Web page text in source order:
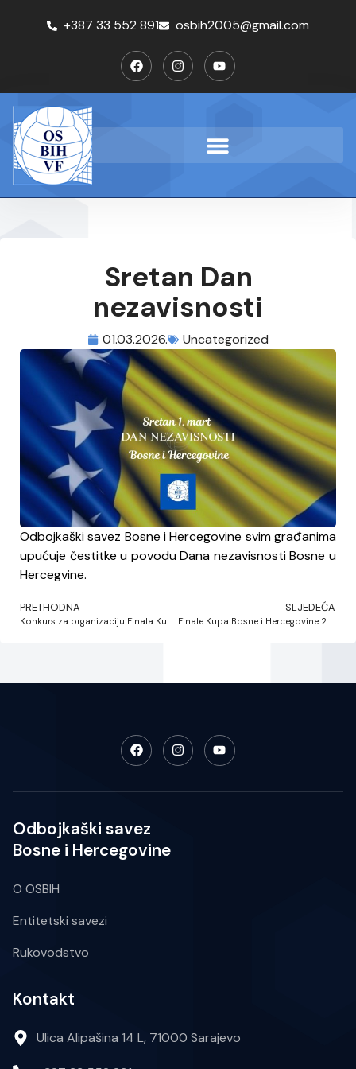
+387 33 552 891 osbih2005@gmail.com
Sretan Dan
nezavisnosti
01.03.2026. Uncategorized
Odbojkaški savez Bosne i Hercegovine svim građanima
upućuje čestitke u povodu Dana nezavisnosti Bosne u
Hercegvine.
PRETHODNA
Konkurs za organizaciju Finala Kupa Bosne i Hercegovine 2026.
SLJEDEĆA
Finale Kupa Bosne i Hercegovine 2026 u Odžaku
Odbojkaški savez
Bosne i Hercegovine
O OSBIH
Entitetski savezi
Rukovodstvo
Kontakt
Ulica Alipašina 14 L, 71000 Sarajevo